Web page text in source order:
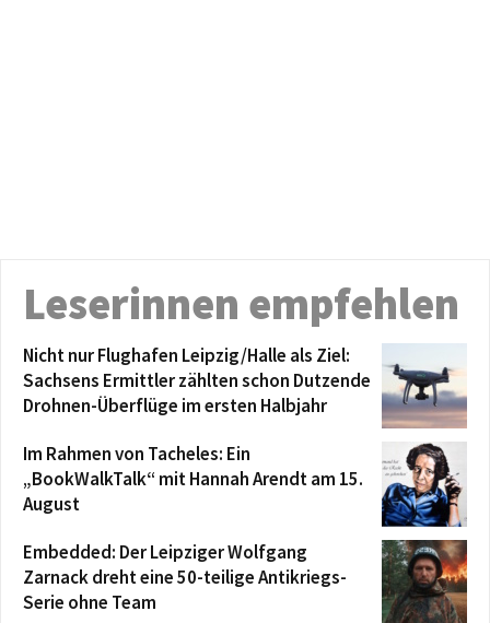
Leserinnen empfehlen
Nicht nur Flughafen Leipzig/Halle als Ziel:
Sachsens Ermittler zählten schon Dutzende
Drohnen-Überflüge im ersten Halbjahr
Im Rahmen von Tacheles: Ein
„BookWalkTalk“ mit Hannah Arendt am 15.
August
Embedded: Der Leipziger Wolfgang
Zarnack dreht eine 50-teilige Antikriegs-
Serie ohne Team